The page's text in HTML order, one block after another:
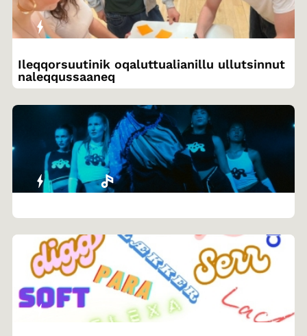
Ileqqorsuutinik oqaluttualianillu ullutsinnut
naleqqussaaneq